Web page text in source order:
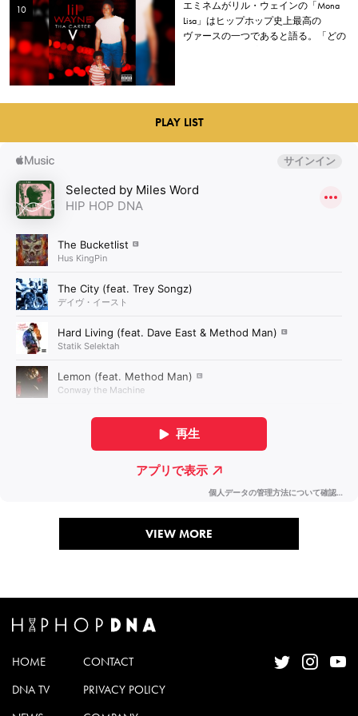
エミネムがリル・ウェインの「Mona
Lisa」はヒップホップ史上最高の
ヴァースの一つであると語る。「どの
PLAY LIST
VIEW MORE
HOME
DNA TV
CONTACT
PRIVACY POLICY